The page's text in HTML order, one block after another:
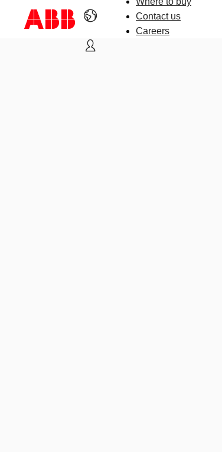
Contact us
Careers